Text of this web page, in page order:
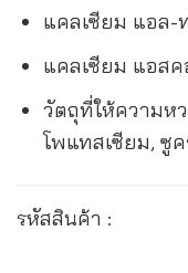
แคลเซียม แอล-
แคลเซียม แอสค
วัตถุที่ให้ความห
โพแทสเซียม, ซู
รหัสสินค้า :